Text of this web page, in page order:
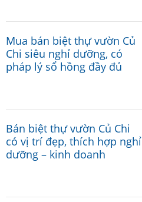
Mua bán biệt thự vườn Củ
Chi siêu nghỉ dưỡng, có
pháp lý sổ hồng đầy đủ
Bán biệt thự vườn Củ Chi
có vị trí đẹp, thích hợp nghỉ
dưỡng – kinh doanh